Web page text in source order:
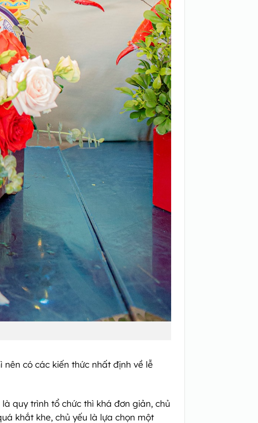
nên có các kiến thức nhất định về lễ
quy trình tổ chức thì khá đơn giản, chủ
khắt khe, chủ yếu là lựa chọn một